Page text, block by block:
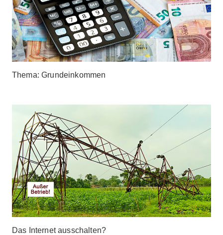
Thema: Grundeinkommen
Das Internet ausschalten?